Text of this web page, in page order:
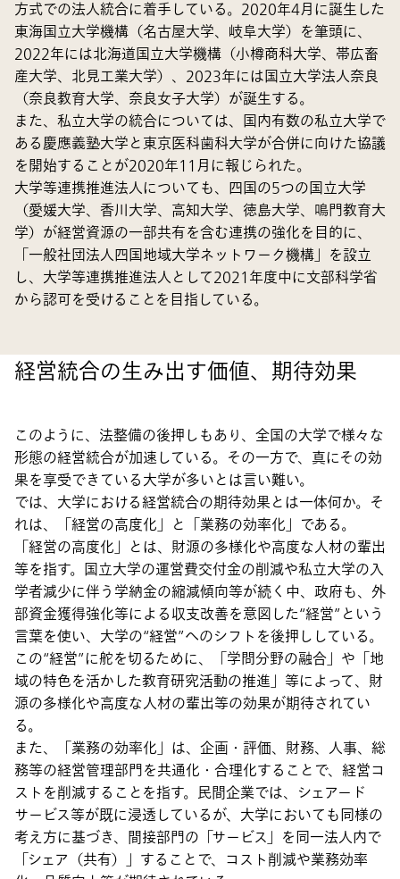
方式での法人統合に着手している。2020年4月に誕生した
東海国立大学機構（名古屋大学、岐阜大学）を筆頭に、
2022年には北海道国立大学機構（小樽商科大学、帯広畜
産大学、北見工業大学）、2023年には国立大学法人奈良
（奈良教育大学、奈良女子大学）が誕生する。
また、私立大学の統合については、国内有数の私立大学で
ある慶應義塾大学と東京医科歯科大学が合併に向けた協議
を開始することが2020年11月に報じられた。
大学等連携推進法人についても、四国の5つの国立大学
（愛媛大学、香川大学、高知大学、徳島大学、鳴門教育大
学）が経営資源の一部共有を含む連携の強化を目的に、
「一般社団法人四国地域大学ネットワーク機構」を設立
し、大学等連携推進法人として2021年度中に文部科学省
から認可を受けることを目指している。
経営統合の生み出す価値、期待効果
このように、法整備の後押しもあり、全国の大学で様々な
形態の経営統合が加速している。その一方で、真にその効
果を享受できている大学が多いとは言い難い。
では、大学における経営統合の期待効果とは一体何か。そ
れは、「経営の高度化」と「業務の効率化」である。
「経営の高度化」とは、財源の多様化や高度な人材の輩出
等を指す。国立大学の運営費交付金の削減や私立大学の入
学者減少に伴う学納金の縮減傾向等が続く中、政府も、外
部資金獲得強化等による収支改善を意図した“経営”という
言葉を使い、大学の“経営”へのシフトを後押ししている。
この“経営”に舵を切るために、「学問分野の融合」や「地
域の特色を活かした教育研究活動の推進」等によって、財
源の多様化や高度な人材の輩出等の効果が期待されてい
る。
また、「業務の効率化」は、企画・評価、財務、人事、総
務等の経営管理部門を共通化・合理化することで、経営コ
ストを削減することを指す。民間企業では、シェアード
サービス等が既に浸透しているが、大学においても同様の
考え方に基づき、間接部門の「サービス」を同一法人内で
「シェア（共有）」することで、コスト削減や業務効率